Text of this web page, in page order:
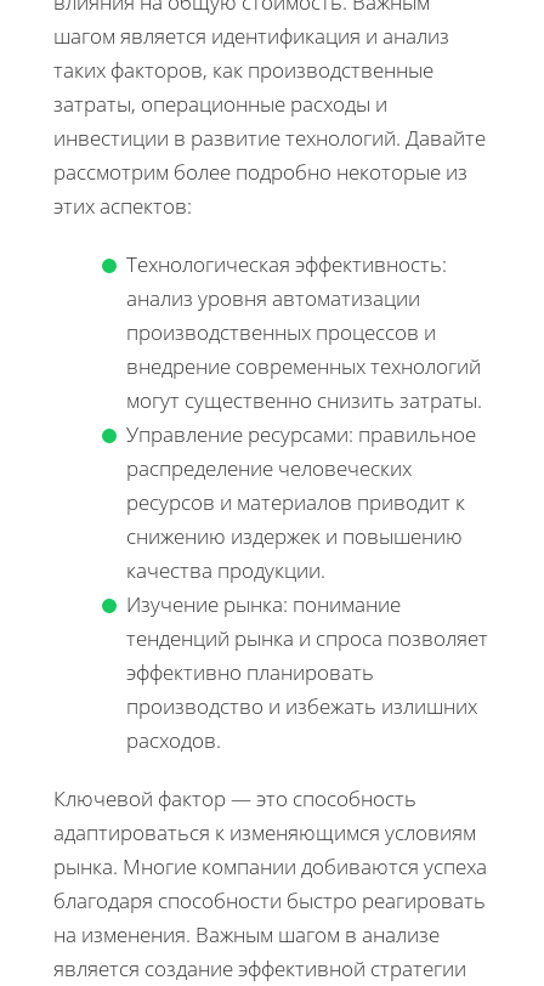
шагом является идентификация и анализ
таких факторов, как производственные
затраты, операционные расходы и
инвестиции в развитие технологий. Давайте
рассмотрим более подробно некоторые из
этих аспектов:
Технологическая эффективность:
анализ уровня автоматизации
производственных процессов и
внедрение современных технологий
могут существенно снизить затраты.
Управление ресурсами: правильное
распределение человеческих
ресурсов и материалов приводит к
снижению издержек и повышению
качества продукции.
Изучение рынка: понимание
тенденций рынка и спроса позволяет
эффективно планировать
производство и избежать излишних
расходов.
Ключевой фактор — это способность
адаптироваться к изменяющимся условиям
рынка. Многие компании добиваются успеха
благодаря способности быстро реагировать
на изменения. Важным шагом в анализе
является создание эффективной стратегии